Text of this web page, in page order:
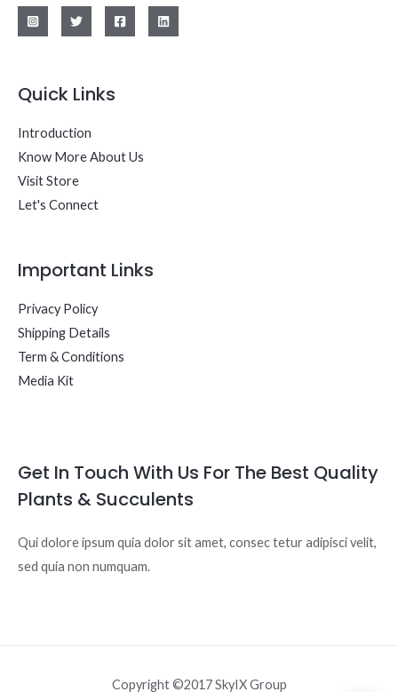
Quick Links
Introduction
Know More About Us
Visit Store
Let's Connect
Important Links
Privacy Policy
Shipping Details
Term & Conditions
Media Kit
Get In Touch With Us For The Best Quality
Plants & Succulents
Qui dolore ipsum quia dolor sit amet, consec tetur adipisci velit,
sed quia non numquam.
Copyright ©2017 SkyIX Group